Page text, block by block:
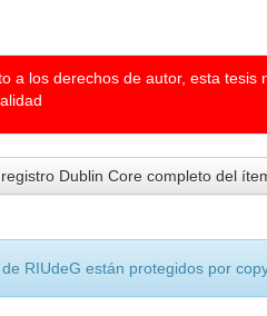
a los derechos de autor, esta
Dublin Core completo del
RIUdeG están protegidos por